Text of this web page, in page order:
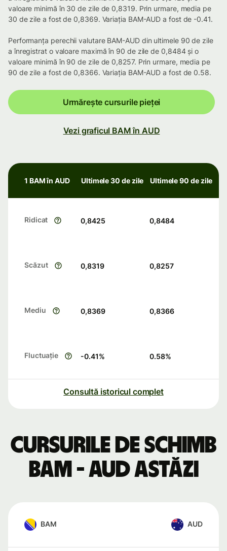
valoare minimă în 30 de zile de 0,8319. Prin urmare, media pe
30 de zile a fost de 0,8369. Variația BAM-AUD a fost de -0.41.
Performanța perechii valutare BAM-AUD din ultimele 90 de zile
a înregistrat o valoare maximă în 90 de zile de 0,8484 și o
valoare minimă în 90 de zile de 0,8257. Prin urmare, media pe
90 de zile a fost de 0,8366. Variația BAM-AUD a fost de 0.58.
Urmărește cursurile pieței
Vezi graficul BAM în AUD
1 BAM în AUD Ultimele 30 de zile Ultimele 90 de zile
Ridicat 0,8425 0,8484
Scăzut 0,8319 0,8257
Mediu 0,8369 0,8366
Fluctuație -0.41% 0.58%
Consultă istoricul complet
Cursurile de schimb
BAM - AUD astăzi
BAM AUD